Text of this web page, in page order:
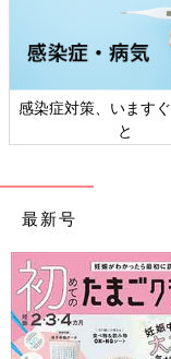
、いますぐできるこ
最新号